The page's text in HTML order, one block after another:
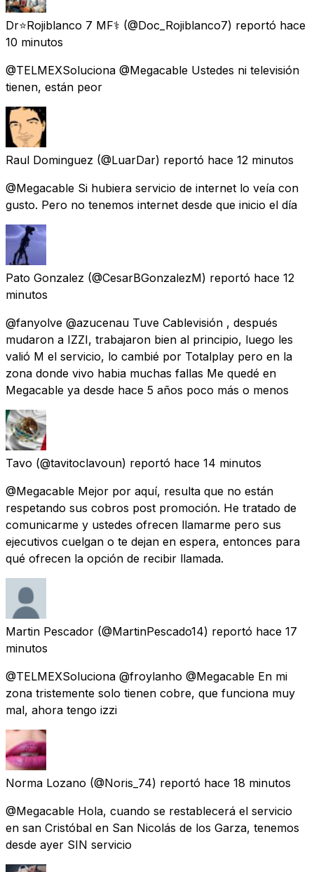
Dr⭐Rojiblanco 7 MF⚕️ (@Doc_Rojiblanco7) reportó hace
10 minutos
@TELMEXSoluciona @Megacable Ustedes ni televisión
tienen, están peor
Raul Dominguez (@LuarDar) reportó hace 12 minutos
@Megacable Si hubiera servicio de internet lo veía con
gusto. Pero no tenemos internet desde que inicio el día
Pato Gonzalez (@CesarBGonzalezM) reportó hace 12
minutos
@fanyolve @azucenau Tuve Cablevisión , después
mudaron a IZZI, trabajaron bien al principio, luego les
valió M el servicio, lo cambié por Totalplay pero en la
zona donde vivo habia muchas fallas Me quedé en
Megacable ya desde hace 5 años poco más o menos
Tavo (@tavitoclavoun) reportó hace 14 minutos
@Megacable Mejor por aquí, resulta que no están
respetando sus cobros post promoción. He tratado de
comunicarme y ustedes ofrecen llamarme pero sus
ejecutivos cuelgan o te dejan en espera, entonces para
qué ofrecen la opción de recibir llamada.
Martin Pescador (@MartinPescado14) reportó hace 17
minutos
@TELMEXSoluciona @froylanho @Megacable En mi
zona tristemente solo tienen cobre, que funciona muy
mal, ahora tengo izzi
Norma Lozano (@Noris_74) reportó hace 18 minutos
@Megacable Hola, cuando se restablecerá el servicio
en san Cristóbal en San Nicolás de los Garza, tenemos
desde ayer SIN servicio